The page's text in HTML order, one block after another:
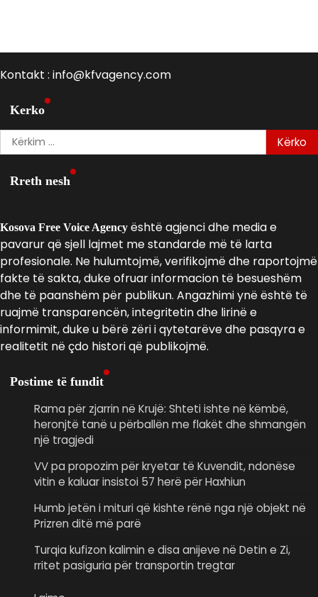
Kontakt : info@kfvagency.com
Kerko
Kërko
për:
Rreth nesh
Kosova Free Voice Agency është agjenci dhe media e
pavarur që sjell lajmet me standarde më të larta
profesionale. Ne hulumtojmë, verifikojmë dhe raportojmë
fakte të sakta, duke ofruar informacion të besueshëm
dhe të paanshëm për publikun. Angazhimi ynë është të
ruajmë transparencën, integritetin dhe lirinë e
informimit, duke u bërë zëri i qytetarëve dhe pasqyra e
realitetit në çdo histori që publikojmë.
Postime të fundit
Rama për zjarrin në Krujë: Shteti ishte në këmbë,
heronjtë tanë u përballën me flakët dhe shmangën
një tragjedi
VV pa propozim për kryetar të Kuvendit, ndonëse
vitin e kaluar insistoi 57 herë për Haxhiun
Humb jetën i mituri që kishte rënë nga një objekt në
Prizren ditë më parë
Turqia kufizon kalimin e disa anijeve në Detin e Zi,
rritet pasiguria për transportin tregtar